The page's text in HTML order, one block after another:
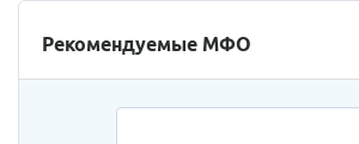
Рекомендуемые МФО